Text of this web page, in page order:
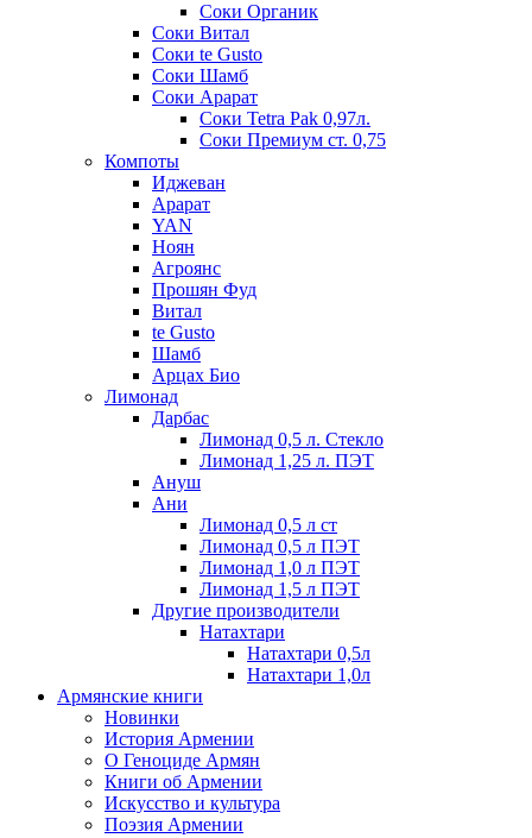
Соки Органик
Соки Витал
Соки te Gusto
Соки Шамб
Соки Арарат
Соки Tetra Pak 0,97л.
Соки Премиум ст. 0,75
Компоты
Иджеван
Арарат
YAN
Ноян
Агроянс
Прошян Фуд
Витал
te Gusto
Шамб
Арцах Био
Лимонад
Дарбас
Лимонад 0,5 л. Стекло
Лимонад 1,25 л. ПЭТ
Ануш
Ани
Лимонад 0,5 л ст
Лимонад 0,5 л ПЭТ
Лимонад 1,0 л ПЭТ
Лимонад 1,5 л ПЭТ
Другие производители
Натахтари
Натахтари 0,5л
Натахтари 1,0л
Армянские книги
Новинки
История Армении
О Геноциде Армян
Книги об Армении
Иcкусство и культура
Поэзия Армении